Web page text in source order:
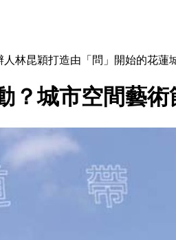
林昆穎打造由「問」開始的花蓮
？城市空間藝